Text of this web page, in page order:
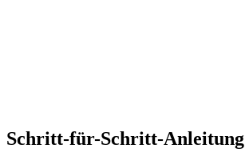
Schritt-für-Schritt-Anleitung